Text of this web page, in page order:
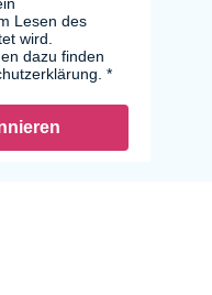
Lesen des
wird.
dazu finden